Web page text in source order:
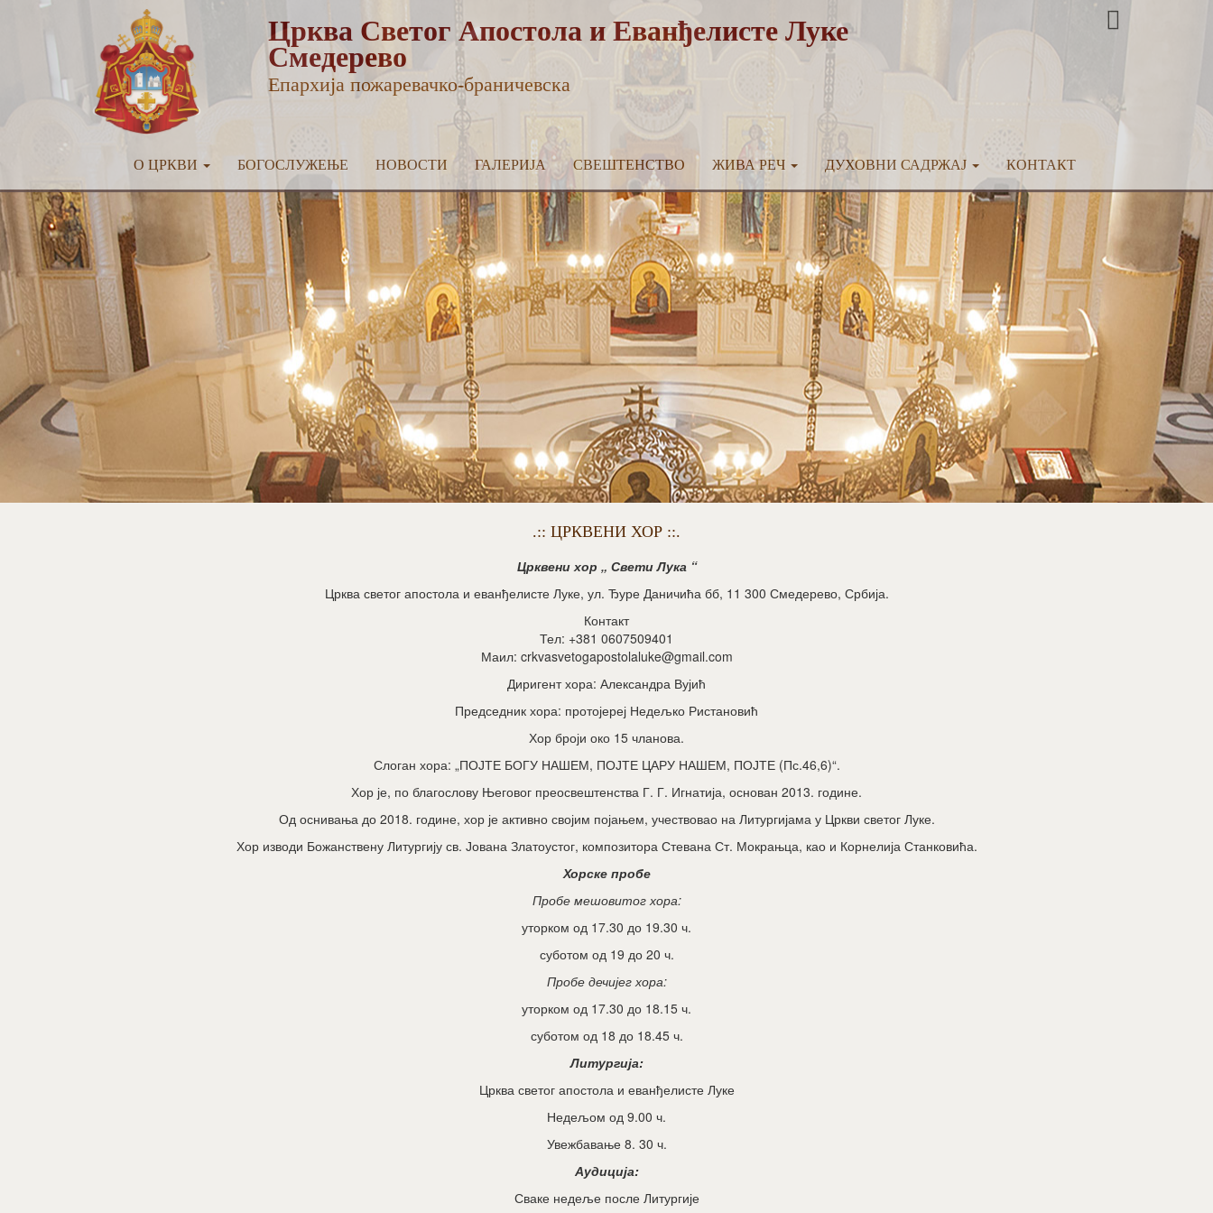
Црква Светог Апостола и Еванђелисте Луке
Смедерево
Епархија пожаревачко-браничевска
О ЦРКВИ БОГОСЛУЖЕЊЕ НОВОСТИ ГАЛЕРИЈА СВЕШТЕНСТВО ЖИВА РЕЧ ДУХОВНИ САДРЖАЈ КОНТАКТ
.:: ЦРКВЕНИ ХОР ::.
Црквени хор „ Свети Лука “
Црква светог апостола и еванђелисте Луке, ул. Ђуре Даничића бб, 11 300 Смедерево, Србија.
Контакт
Тел: +381 0607509401
Маил: crkvasvetogapostolaluke@gmail.com
Диригент хора: Александра Вујић
Председник хора: протојереј Недељко Ристановић
Хор броји око 15 чланова.
Слоган хора: „ПОЈТЕ БОГУ НАШЕМ, ПОЈТЕ ЦАРУ НАШЕМ, ПОЈТЕ (Пс.46,6)“.
Хор је, по благослову Његовог преосвештенства Г. Г. Игнатија, основан 2013. године.
Од оснивања до 2018. године, хор је активно својим појањем, учествовао на Литургијама у Цркви светог Луке.
Хор изводи Божанствену Литургију св. Јована Златоустог, композитора Стевана Ст. Мокрањца, као и Корнелија Станковића.
Хорске пробе
Пробе мешовитог хора:
уторком од 17.30 до 19.30 ч.
суботом од 19 до 20 ч.
Пробе дечијег хора:
уторком од 17.30 до 18.15 ч.
суботом од 18 до 18.45 ч.
Литургија:
Црква светог апостола и еванђелисте Луке
Недељом од 9.00 ч.
Увежбавање 8. 30 ч.
Аудиција:
Сваке недеље после Литургије